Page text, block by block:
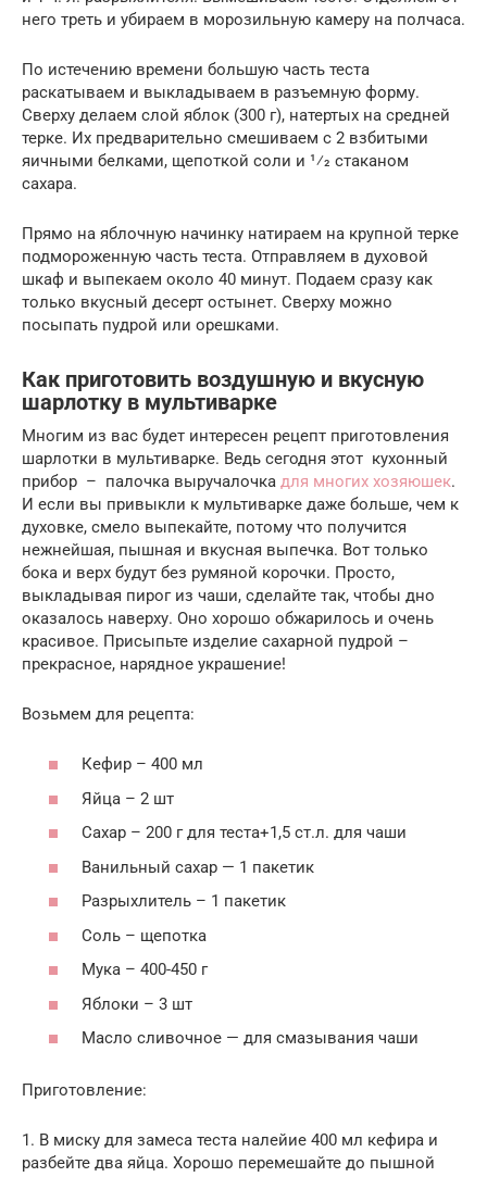
него треть и убираем в морозильную камеру на полчаса.
По истечению времени большую часть теста
раскатываем и выкладываем в разъемную форму.
Сверху делаем слой яблок (300 г), натертых на средней
терке. Их предварительно смешиваем с 2 взбитыми
яичными белками, щепоткой соли и 1⁄2 стаканом
сахара.
Прямо на яблочную начинку натираем на крупной терке
подмороженную часть теста. Отправляем в духовой
шкаф и выпекаем около 40 минут. Подаем сразу как
только вкусный десерт остынет. Сверху можно
посыпать пудрой или орешками.
Как приготовить воздушную и вкусную
шарлотку в мультиварке
Многим из вас будет интересен рецепт приготовления
шарлотки в мультиварке. Ведь сегодня этот кухонный
прибор – палочка выручалочка для многих хозяюшек.
И если вы привыкли к мультиварке даже больше, чем к
духовке, смело выпекайте, потому что получится
нежнейшая, пышная и вкусная выпечка. Вот только
бока и верх будут без румяной корочки. Просто,
выкладывая пирог из чаши, сделайте так, чтобы дно
оказалось наверху. Оно хорошо обжарилось и очень
красивое. Присыпьте изделие сахарной пудрой –
прекрасное, нарядное украшение!
Возьмем для рецепта:
Кефир – 400 мл
Яйца – 2 шт
Сахар – 200 г для теста+1,5 ст.л. для чаши
Ванильный сахар — 1 пакетик
Разрыхлитель – 1 пакетик
Соль – щепотка
Мука – 400-450 г
Яблоки – 3 шт
Масло сливочное — для смазывания чаши
Приготовление:
1. В миску для замеса теста налейие 400 мл кефира и
разбейте два яйца. Хорошо перемешайте до пышной